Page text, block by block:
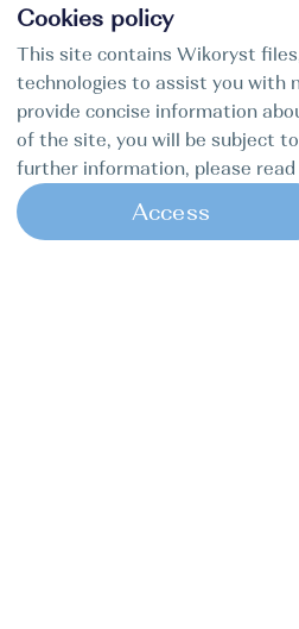
Cookies policy
This site contains Wikoryst
technologies to assist you with
provide concise information
of the site, you will be subject
further information, please read
Access